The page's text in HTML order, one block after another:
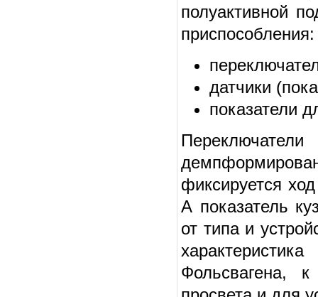
полуактивной
приспособления:
датчики
показатели
фиксируется
А показатель
от типа и
Фольсвагена,